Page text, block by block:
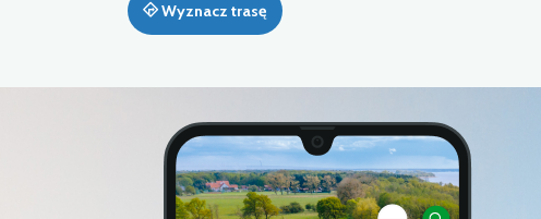
Wyznacz trasę